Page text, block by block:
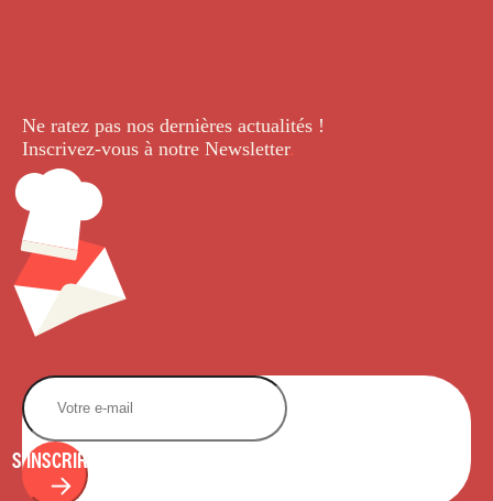
Ne ratez pas nos dernières actualités !
Inscrivez-vous à notre Newsletter.
S'INSCRIRE